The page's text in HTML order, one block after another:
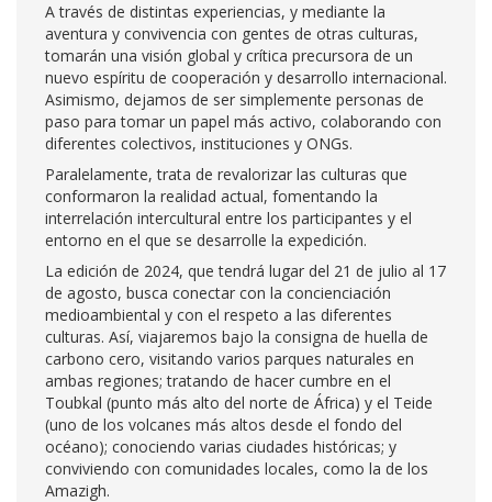
A través de distintas experiencias, y mediante la
aventura y convivencia con gentes de otras culturas,
tomarán una visión global y crítica precursora de un
nuevo espíritu de cooperación y desarrollo internacional.
Asimismo, dejamos de ser simplemente personas de
paso para tomar un papel más activo, colaborando con
diferentes colectivos, instituciones y ONGs.
Paralelamente, trata de revalorizar las culturas que
conformaron la realidad actual, fomentando la
interrelación intercultural entre los participantes y el
entorno en el que se desarrolle la expedición.
La edición de 2024, que tendrá lugar del 21 de julio al 17
de agosto, busca conectar con la concienciación
medioambiental y con el respeto a las diferentes
culturas. Así, viajaremos bajo la consigna de huella de
carbono cero, visitando varios parques naturales en
ambas regiones; tratando de hacer cumbre en el
Toubkal (punto más alto del norte de África) y el Teide
(uno de los volcanes más altos desde el fondo del
océano); conociendo varias ciudades históricas; y
conviviendo con comunidades locales, como la de los
Amazigh.